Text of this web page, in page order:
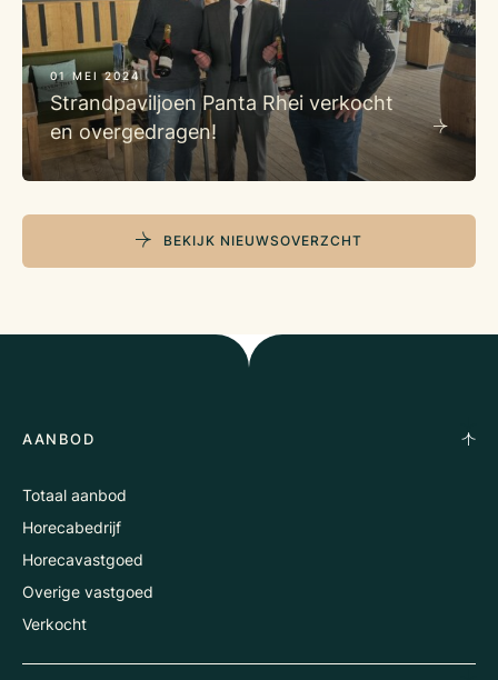
01 MEI 2024
Strandpaviljoen Panta Rhei verkocht
en overgedragen!
BEKIJK NIEUWSOVERZCHT
AANBOD
Totaal aanbod
Horecabedrijf
Horecavastgoed
Overige vastgoed
Verkocht